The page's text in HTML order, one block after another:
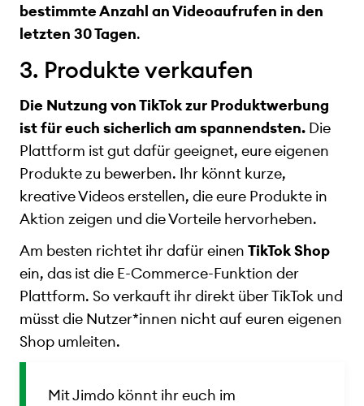
bestimmte Anzahl an Videoaufrufen in den
letzten 30 Tagen.
3. Produkte verkaufen
Die Nutzung von TikTok zur Produktwerbung
ist für euch sicherlich am spannendsten. Die
Plattform ist gut dafür geeignet, eure eigenen
Produkte zu bewerben. Ihr könnt kurze,
kreative Videos erstellen, die eure Produkte in
Aktion zeigen und die Vorteile hervorheben.
Am besten richtet ihr dafür einen TikTok Shop
ein, das ist die E-Commerce-Funktion der
Plattform. So verkauft ihr direkt über TikTok und
müsst die Nutzer*innen nicht auf euren eigenen
Shop umleiten.
Mit Jimdo könnt ihr euch im